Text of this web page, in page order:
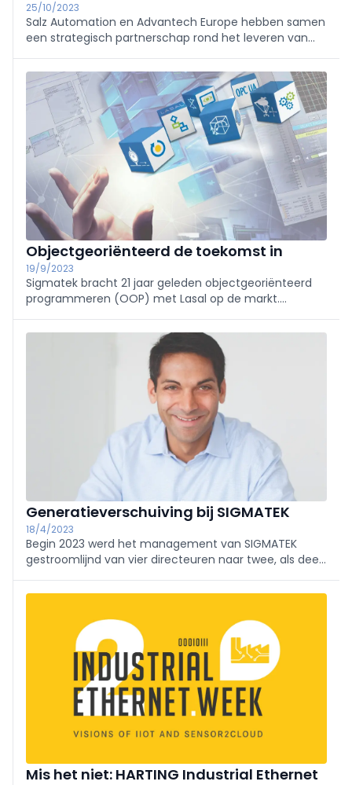
25/10/2023
Salz Automation en Advantech Europe hebben samen
een strategisch partnerschap rond het leveren van
topkwaliteit. De samenwerking is specifiek gericht op
de uitdagingen en kansen in de Beneluxmarkt.
Objectgeoriënteerd de toekomst in
19/9/2023
Sigmatek bracht 21 jaar geleden objectgeoriënteerd
programmeren (OOP) met Lasal op de markt.
industriële automatisering afscheid van strikt
sequentieel programmeren.
Generatieverschuiving bij SIGMATEK
18/4/2023
Begin 2023 werd het management van SIGMATEK
gestroomlijnd van vier directeuren naar twee, als deel
sinds 2017 deel uit van de Raad van Bestuur.
Mis het niet: HARTING Industrial Ethernet